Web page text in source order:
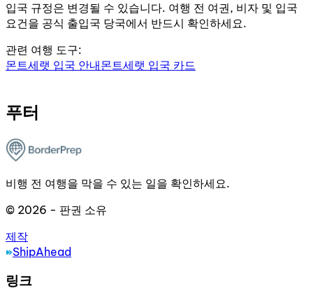
입국 규정은 변경될 수 있습니다. 여행 전 여권, 비자 및 입국
요건을 공식 출입국 당국에서 반드시 확인하세요.
관련 여행 도구:
몬트세랫 입국 안내몬트세랫 입국 카드
푸터
비행 전 여행을 막을 수 있는 일을 확인하세요.
© 2026 - 판권 소유
제작
ShipAhead
링크